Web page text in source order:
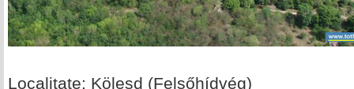
Localitate: Kölesd (Felsőhídvég)